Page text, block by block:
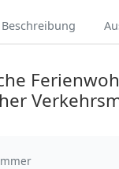
Beschreibung